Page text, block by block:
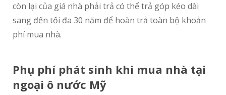
còn lại của giá nhà phải trả có thể trả góp kéo dài
sang đến tối đa 30 năm để hoàn trả toàn bộ khoản
phí mua nhà.
Phụ phí phát sinh khi mua nhà tại
ngoại ô nước Mỹ